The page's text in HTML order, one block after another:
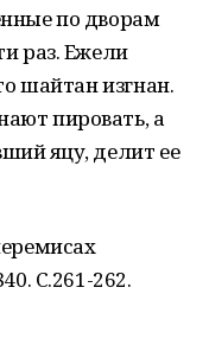
по дворам
раз. Ежели
шайтан изгнан.
пировать, а
ӱяцу, делит ее
С.261-262.